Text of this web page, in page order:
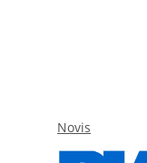
Novis